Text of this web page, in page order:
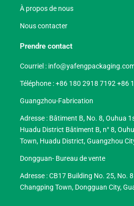
À propos de nous
Nous contacter
Prendre contact
Courriel :
Téléphone : +86 180 2918 7192 +86
Guangzhou-Fabrication
Adresse : Bâtiment B, No. 8, Ouhua
Huadu District Bâtiment B, n° 8,
Town, Huadu District, Guangzhou
Dongguan- Bureau de vente
Adresse : CB17 Building No. 25, No.
Changping Town, Dongguan City,